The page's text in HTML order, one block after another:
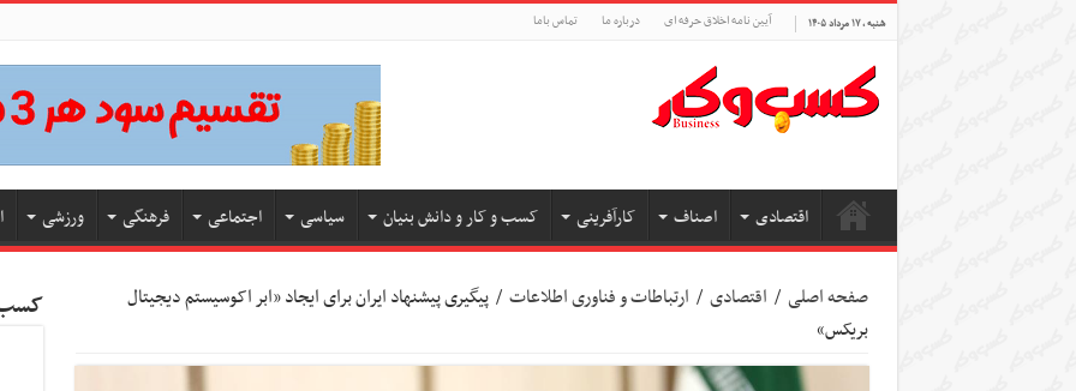
شنبه , ۱۷ مرداد ۱۴۰۵ آیین نامه اخلاق حرفه ای درباره ما تماس باما
اقتصادی اصناف کارآفرینی کسب و کار و دانش بنیان سیاسی اجتماعی فرهنگی ورزشی
صفحه اصلی / اقتصادی / ارتباطات و فناوری اطلاعات / پیگیری پیشنهاد ایران برای ایجاد «ابر اکوسیستم دیجیتال
بریکس»
کسب